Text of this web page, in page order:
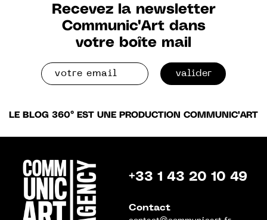
Recevez la newsletter
Communic'Art dans
votre boîte mail
valider
LE BLOG 360° EST UNE PRODUCTION COMMUNIC'ART
+33 1 43 20 10 49
Contact